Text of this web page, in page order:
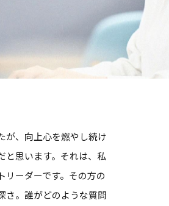
が、向上心を燃やし続け
と思います。それは、私
リーダーです。その方の
さ。誰がどのような質問